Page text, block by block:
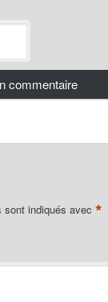
sont indiqués avec *